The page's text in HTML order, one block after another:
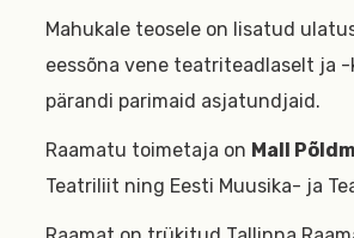
Mahukale teosele on lisatud
eessõna vene teatriteadlaselt ja
pärandi parimaid asjatundjaid.
Raamatu toimetaja on Mall
Teatriliit ning Eesti Muusika- ja